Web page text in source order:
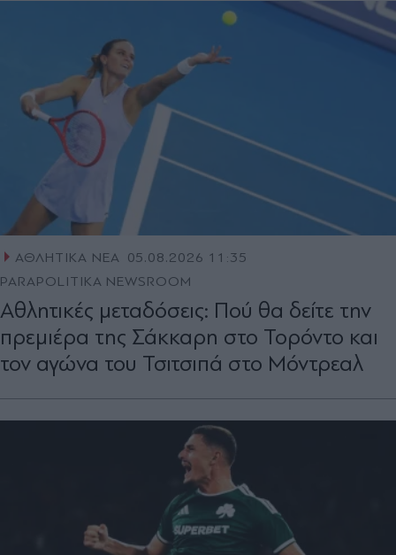
ΑΘΛΗΤΙΚΑ ΝΕΑ 05.08.2026 11:35
PARAPOLITIKA NEWSROOM
Αθλητικές μεταδόσεις: Πού θα δείτε την
πρεμιέρα της Σάκκαρη στο Τορόντο και
τον αγώνα του Τσιτσιπά στο Μόντρεαλ